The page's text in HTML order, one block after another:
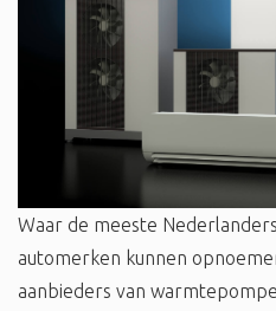
Waar de meeste
automerken kunnen
aanbieders van